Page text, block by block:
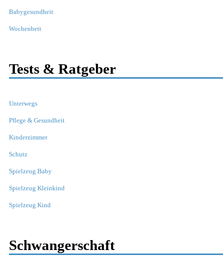
Babygesundheit
Wochenbett
Tests & Ratgeber
Unterwegs
Pflege & Gesundheit
Kinderzimmer
Schutz
Spielzeug Baby
Spielzeug Kleinkind
Spielzeug Kind
Schwangerschaft